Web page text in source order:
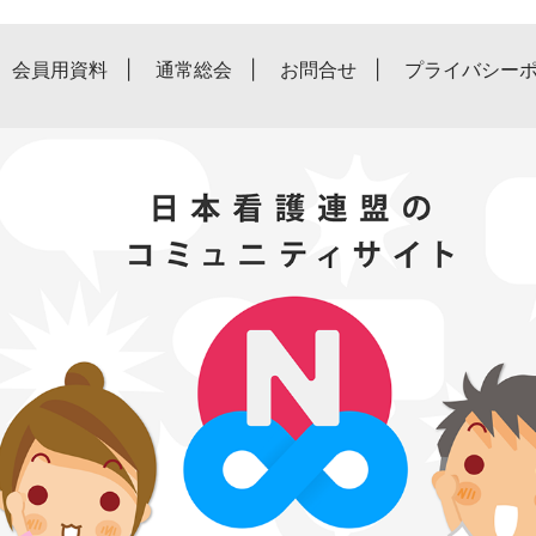
会員用資料 通常総会 お問合せ プライバシー